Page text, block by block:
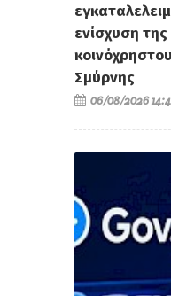
ενίσχυση
Σμύρνης
06/08/2026